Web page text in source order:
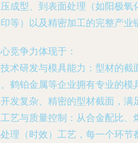
成型、到表面处理（如阳极
等）以及精密加工的完整产业
竞争力体现于：
技术研发与模具能力 ：型材的
鹤铂金属等企业拥有专业的
发复杂、精密的型材截面，满
工艺与质量控制 ：从合金配比
理（时效）工艺，每一个环